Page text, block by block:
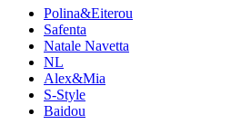
Polina&Eiterou
Safenta
Natale Navetta
NL
Alex&Mia
S-Style
Baidou